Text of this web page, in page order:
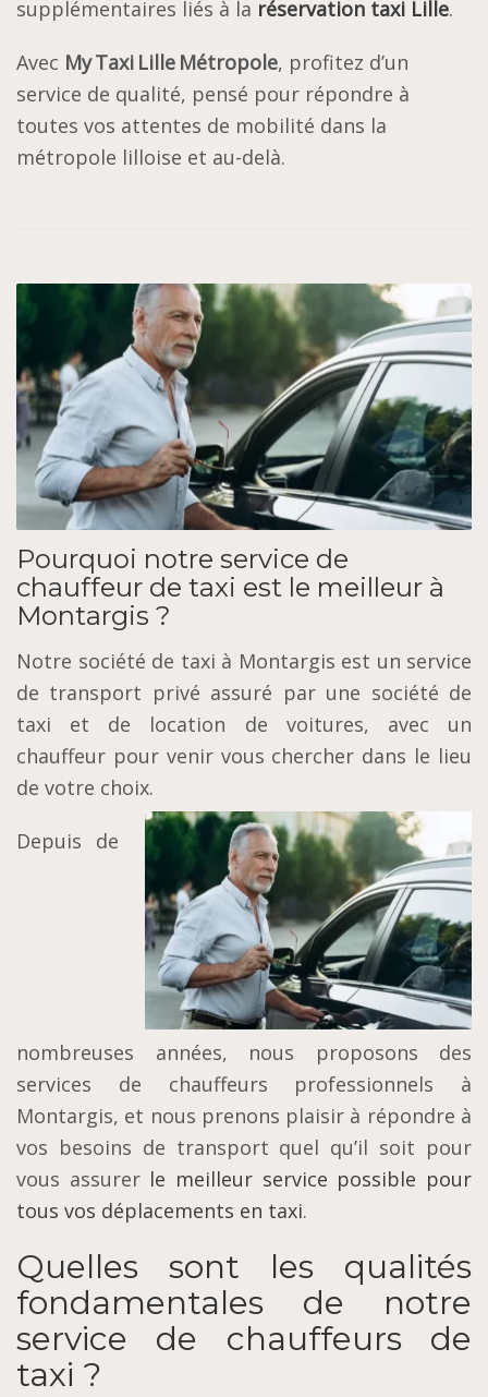
supplémentaires liés à la réservation taxi Lille.
Avec My Taxi Lille Métropole, profitez d’un
service de qualité, pensé pour répondre à
toutes vos attentes de mobilité dans la
métropole lilloise et au-delà.
Pourquoi notre service de
chauffeur de taxi est le meilleur à
Montargis ?
Notre société de taxi à Montargis est un service
de transport privé assuré par une société de
taxi et de location de voitures, avec un
chauffeur pour venir vous chercher dans le lieu
de votre choix.
Depuis de
nombreuses années, nous proposons des
services de chauffeurs professionnels à
Montargis, et nous prenons plaisir à répondre à
vos besoins de transport quel qu’il soit pour
vous assurer le meilleur service possible pour
tous vos déplacements en taxi.
Quelles sont les qualités
fondamentales de notre
service de chauffeurs de
taxi ?